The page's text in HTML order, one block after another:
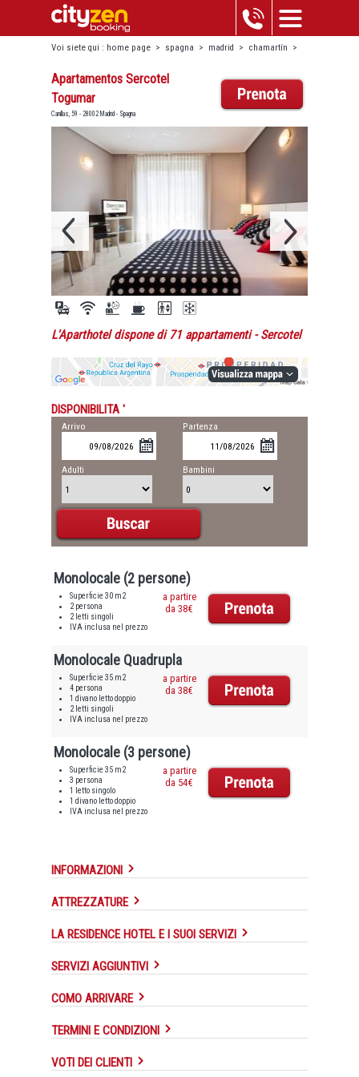
Voi siete qui : home page > spagna > madrid > chamartín >
apartamentos sercotel togumar
Apartamentos Sercotel
Togumar
Canillas, 59 - 28002 Madrid - Spagna
L'Aparthotel dispone di 71 appartamenti- Sercotel
DISPONIBILITA '
Arrivo Partenza
Adulti Bambini
Monolocale (2 persone)
Superficie 30 m2
2 persona
2 letti singoli
IVA inclusa nel prezzo
a partire
da 38€
Monolocale Quadrupla
Superficie 35 m2
4 persona
1 divano letto doppio
2 letti singoli
IVA inclusa nel prezzo
a partire
da 38€
Monolocale (3 persone)
Superficie 35 m2
3 persona
1 letto singolo
1 divano letto doppio
IVA inclusa nel prezzo
a partire
da 54€
INFORMAZIONI
ATTREZZATURE
LA RESIDENCE HOTEL E I SUOI SERVIZI
SERVIZI AGGIUNTIVI
COMO ARRIVARE
TERMINI E CONDIZIONI
VOTI DEI CLIENTI